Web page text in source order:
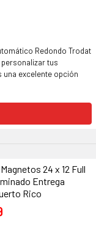
Redondo Trodat
tus
una excelente opción
24 x 12 Full
Entrega
Rico